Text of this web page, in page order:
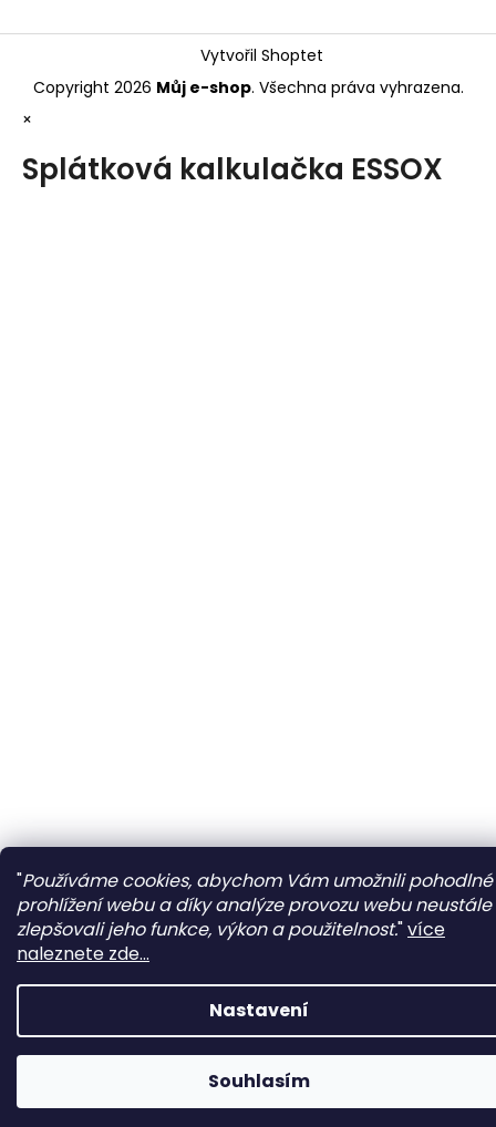
"Používáme cookies, abychom Vám umožnili pohodlné
prohlížení webu a díky analýze provozu webu neustále
zlepšovali jeho funkce, výkon a použitelnost."více
naleznete zde...
Nastavení
Souhlasím
Vytvořil Shoptet
Copyright 2026 Můj e-shop. Všechna práva vyhrazena.
×
Splátková kalkulačka ESSOX